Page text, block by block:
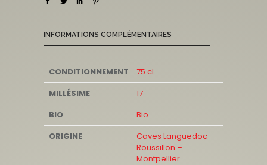
INFORMATIONS COMPLÉMENTAIRES
CONDITIONNEMENT
75 cl
MILLÉSIME
17
BIO
Bio
ORIGINE
Caves Languedoc
Roussillon –
Montpellier